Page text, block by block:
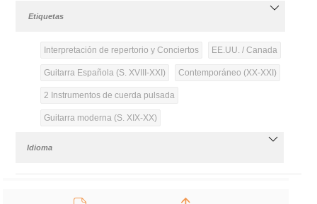
Etiquetas
Interpretación de repertorio y Conciertos EE.UU. / Canada
Guitarra Española (S. XVIII-XXI) Contemporáneo (XX-XXI)
2 Instrumentos de cuerda pulsada
Guitarra moderna (S. XIX-XX)
Idioma